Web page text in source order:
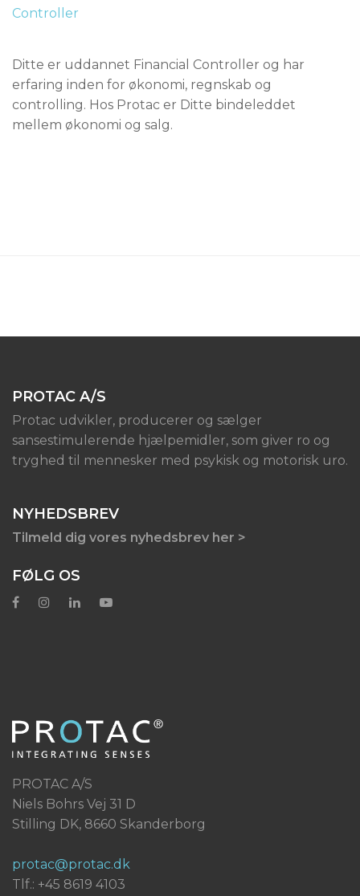
Controller
Ditte er uddannet Financial Controller og har
erfaring inden for økonomi, regnskab og
controlling. Hos Protac er Ditte bindeleddet
mellem økonomi og salg.
PROTAC A/S
Protac udvikler, producerer og sælger
sansestimulerende hjælpemidler, som giver ro og
tryghed til mennesker med psykisk og motorisk uro.
NYHEDSBREV
Tilmeld dig vores nyhedsbrev her >
FØLG OS
PROTAC A/S
Niels Bohrs Vej 31 D
Stilling DK, 8660 Skanderborg
protac@protac.dk
Tlf.: +45 8619 4103